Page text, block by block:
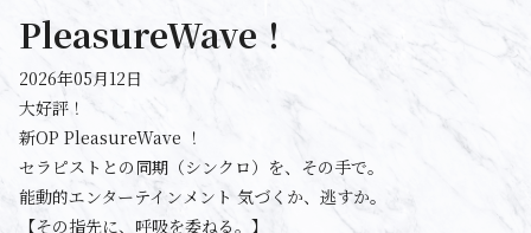
PleasureWave！
2026年05月12日
大好評！
新OP PleasureWave ！
セラピストとの同期（シンクロ）を、その手で。
能動的エンターテインメント 気づくか、逃すか。
【その指先に、呼吸を委ねる。】